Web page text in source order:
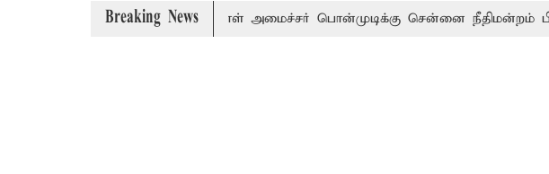
Breaking News
முன்னாள் அமைச்சர் பொன்முடிக்கு சென்னை நீதிமன்றம்